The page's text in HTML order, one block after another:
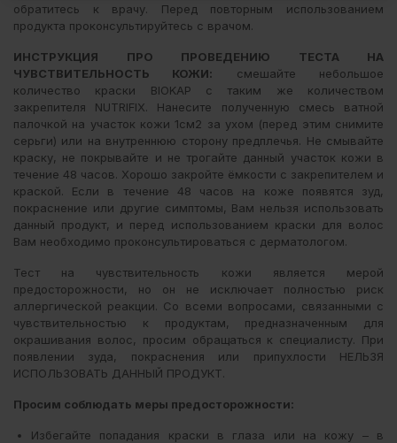
обратитесь к врачу. Перед повторным использованием
продукта проконсультируйтесь с врачом.
ИНСТРУКЦИЯ ПРО ПРОВЕДЕНИЮ ТЕСТА НА
ЧУВСТВИТЕЛЬНОСТЬ КОЖИ: смешайте небольшое
количество краски BIOKAP с таким же количеством
закрепителя NUTRIFIX. Нанесите полученную смесь ватной
палочкой на участок кожи 1см2 за ухом (перед этим снимите
серьги) или на внутреннюю сторону предплечья. Не смывайте
краску, не покрывайте и не трогайте данный участок кожи в
течение 48 часов. Хорошо закройте ёмкости с закрепителем и
краской. Если в течение 48 часов на коже появятся зуд,
покраснение или другие симптомы, Вам нельзя использовать
данный продукт, и перед использованием краски для волос
Вам необходимо проконсультироваться с дерматологом.
Тест на чувствительность кожи является мерой
предосторожности, но он не исключает полностью риск
аллергической реакции. Со всеми вопросами, связанными с
чувствительностью к продуктам, предназначенным для
окрашивания волос, просим обращаться к специалисту. При
появлении зуда, покраснения или припухлости НЕЛЬЗЯ
ИСПОЛЬЗОВАТЬ ДАННЫЙ ПРОДУКТ.
Просим соблюдать меры предосторожности:
Избегайте попадания краски в глаза или на кожу – в